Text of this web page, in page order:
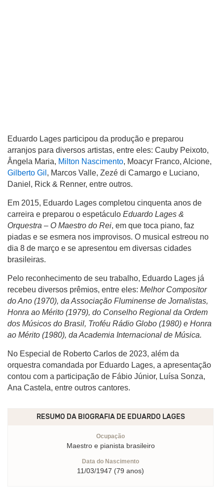
Eduardo Lages participou da produção e preparou
arranjos para diversos artistas, entre eles: Cauby Peixoto,
Ângela Maria, Milton Nascimento, Moacyr Franco, Alcione,
Gilberto Gil , Marcos Valle, Zezé di Camargo e Luciano,
Daniel, Rick & Renner, entre outros.
Em 2015, Eduardo Lages completou cinquenta anos de
carreira e preparou o espetáculo Eduardo Lages &
Orquestra – O Maestro do Rei, em que toca piano, faz
piadas e se esmera nos improvisos. O musical estreou no
dia 8 de março e se apresentou em diversas cidades
brasileiras.
Pelo reconhecimento de seu trabalho, Eduardo Lages já
recebeu diversos prêmios, entre eles: Melhor Compositor
do Ano (1970), da Associação Fluminense de Jornalistas,
Honra ao Mérito (1979), do Conselho Regional da Ordem
dos Músicos do Brasil, Troféu Rádio Globo (1980) e Honra
ao Mérito (1980), da Academia Internacional de Música.
No Especial de Roberto Carlos de 2023, além da
orquestra comandada por Eduardo Lages, a apresentação
contou com a participação de Fábio Júnior, Luísa Sonza,
Ana Castela, entre outros cantores.
RESUMO DA BIOGRAFIA DE EDUARDO LAGES
Ocupação
Maestro e pianista brasileiro
Data do Nascimento
11/03/1947 (79 anos)